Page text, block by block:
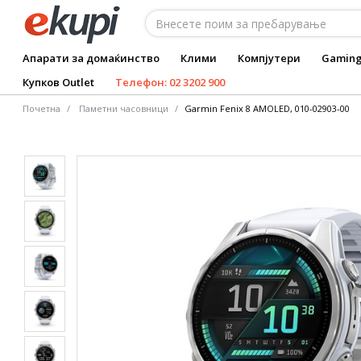
Апарати за домаќинство Клими Компјутери
Купков Outlet
Телефон: 02 3202 900
Почетна Паметни часовници Garmin Fenix 8 AMOLED, 010-02903-00